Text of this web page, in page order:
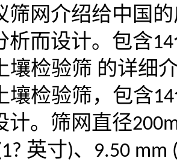
筛网介绍给中国
析而设计。包含14
壤检验筛 的详细
壤检验筛，包含14
计。筛网直径
英寸)、 9.50 mm